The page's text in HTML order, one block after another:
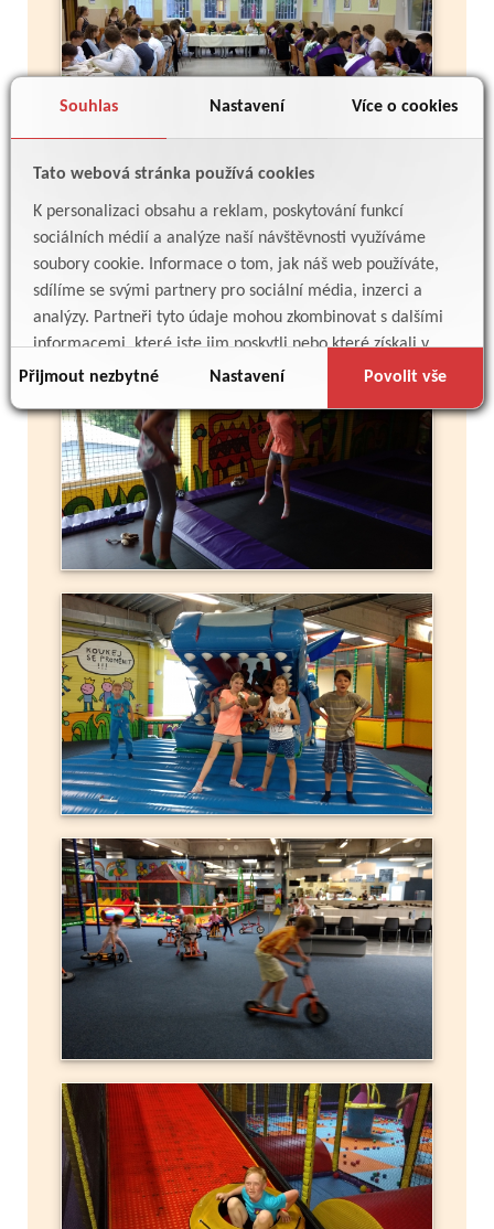
Souhlas Nastavení Více o cookies
Tato webová stránka používá cookies
K personalizaci obsahu a reklam, poskytování funkcí
sociálních médií a analýze naší návštěvnosti využíváme
soubory cookie. Informace o tom, jak náš web používáte,
sdílíme se svými partnery pro sociální média, inzerci a
analýzy. Partneři tyto údaje mohou zkombinovat s dalšími
informacemi, které jste jim poskytli nebo které získali v
důsledku toho, že používáte jejich služby.
Přijmout nezbytné Nastavení Povolit vše
Toboga Fantasy - 4.C a 2.A